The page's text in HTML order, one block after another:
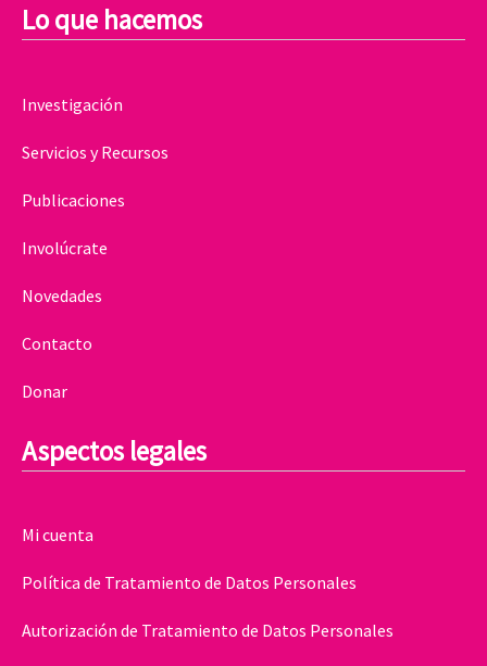
Lo que hacemos
Investigación
Servicios y Recursos
Publicaciones
Involúcrate
Novedades
Contacto
Donar
Aspectos legales
Mi cuenta
Política de Tratamiento de Datos Personales
Autorización de Tratamiento de Datos Personales